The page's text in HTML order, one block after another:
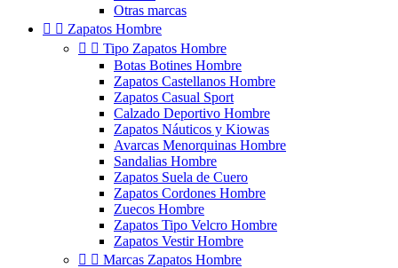
Otras marcas
  Zapatos Hombre
  Tipo Zapatos Hombre
Botas Botines Hombre
Zapatos Castellanos Hombre
Zapatos Casual Sport
Calzado Deportivo Hombre
Zapatos Náuticos y Kiowas
Avarcas Menorquinas Hombre
Sandalias Hombre
Zapatos Suela de Cuero
Zapatos Cordones Hombre
Zuecos Hombre
Zapatos Tipo Velcro Hombre
Zapatos Vestir Hombre
  Marcas Zapatos Hombre